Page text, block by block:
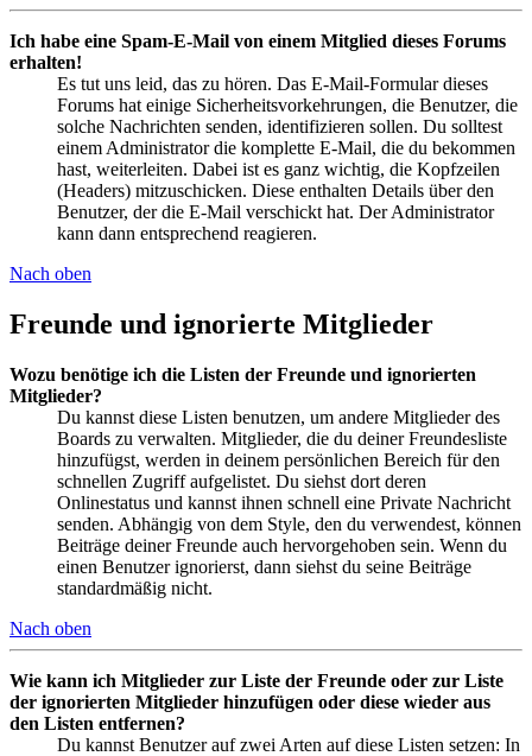
Ich habe eine Spam-E-Mail von einem Mitglied dieses Forums
erhalten!
Es tut uns leid, das zu hören. Das E-Mail-Formular dieses
Forums hat einige Sicherheitsvorkehrungen, die Benutzer, die
solche Nachrichten senden, identifizieren sollen. Du solltest
einem Administrator die komplette E-Mail, die du bekommen
hast, weiterleiten. Dabei ist es ganz wichtig, die Kopfzeilen
(Headers) mitzuschicken. Diese enthalten Details über den
Benutzer, der die E-Mail verschickt hat. Der Administrator
kann dann entsprechend reagieren.
Nach oben
Freunde und ignorierte Mitglieder
Wozu benötige ich die Listen der Freunde und ignorierten
Mitglieder?
Du kannst diese Listen benutzen, um andere Mitglieder des
Boards zu verwalten. Mitglieder, die du deiner Freundesliste
hinzufügst, werden in deinem persönlichen Bereich für den
schnellen Zugriff aufgelistet. Du siehst dort deren
Onlinestatus und kannst ihnen schnell eine Private Nachricht
senden. Abhängig von dem Style, den du verwendest, können
Beiträge deiner Freunde auch hervorgehoben sein. Wenn du
einen Benutzer ignorierst, dann siehst du seine Beiträge
standardmäßig nicht.
Nach oben
Wie kann ich Mitglieder zur Liste der Freunde oder zur Liste
der ignorierten Mitglieder hinzufügen oder diese wieder aus
den Listen entfernen?
Du kannst Benutzer auf zwei Arten auf diese Listen setzen: In